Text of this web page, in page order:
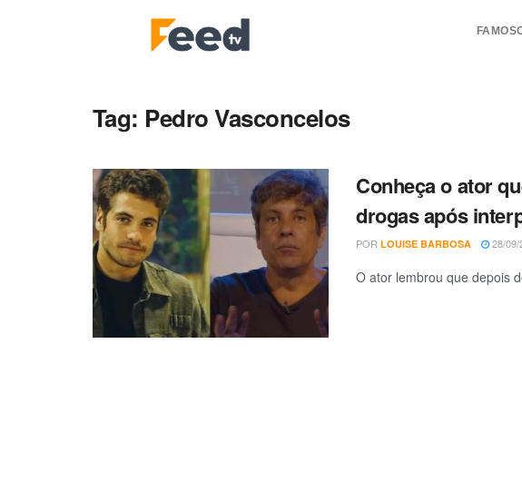
Tag: Pedro Vasconcelos
Conheça o ator
drogas após
POR LOUISE BARBOSA 28/09/
O ator lembrou que depois